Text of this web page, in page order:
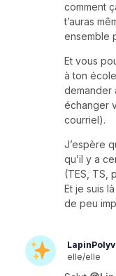
comment
t’auras
ensemble
Et vous
à ton
demander
échanger
courriel).
J’espère
qu’il y a
(TES, TS,
Et je suis
de peu
elle/elle